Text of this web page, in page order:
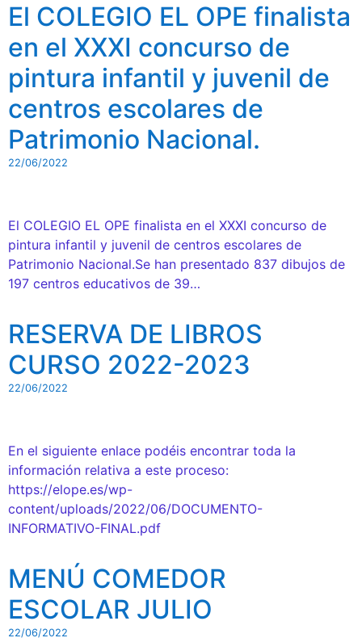
El COLEGIO EL OPE finalista
en el XXXI concurso de
pintura infantil y juvenil de
centros escolares de
Patrimonio Nacional.
22/06/2022
El COLEGIO EL OPE finalista en el XXXI concurso de
pintura infantil y juvenil de centros escolares de
Patrimonio Nacional.Se han presentado 837 dibujos de
197 centros educativos de 39…
RESERVA DE LIBROS
CURSO 2022-2023
22/06/2022
En el siguiente enlace podéis encontrar toda la
información relativa a este proceso:
https://elope.es/wp-
content/uploads/2022/06/DOCUMENTO-
INFORMATIVO-FINAL.pdf
MENÚ COMEDOR
ESCOLAR JULIO
22/06/2022